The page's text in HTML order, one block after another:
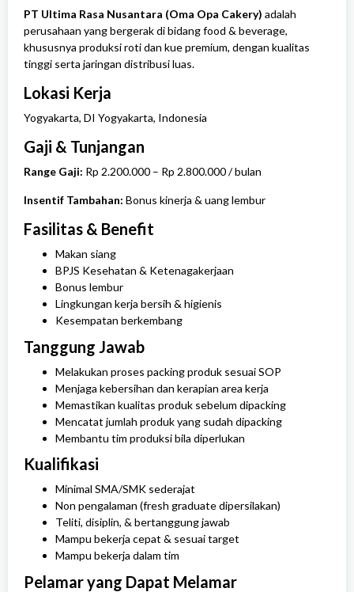
PT Ultima Rasa Nusantara (Oma Opa Cakery) adalah
perusahaan yang bergerak di bidang food & beverage,
khususnya produksi roti dan kue premium, dengan kualitas
tinggi serta jaringan distribusi luas.
Lokasi Kerja
Yogyakarta, DI Yogyakarta, Indonesia
Gaji & Tunjangan
Range Gaji: Rp 2.200.000 – Rp 2.800.000 / bulan
Insentif Tambahan: Bonus kinerja & uang lembur
Fasilitas & Benefit
Makan siang
BPJS Kesehatan & Ketenagakerjaan
Bonus lembur
Lingkungan kerja bersih & higienis
Kesempatan berkembang
Tanggung Jawab
Melakukan proses packing produk sesuai SOP
Menjaga kebersihan dan kerapian area kerja
Memastikan kualitas produk sebelum dipacking
Mencatat jumlah produk yang sudah dipacking
Membantu tim produksi bila diperlukan
Kualifikasi
Minimal SMA/SMK sederajat
Non pengalaman (fresh graduate dipersilakan)
Teliti, disiplin, & bertanggung jawab
Mampu bekerja cepat & sesuai target
Mampu bekerja dalam tim
Pelamar yang Dapat Melamar